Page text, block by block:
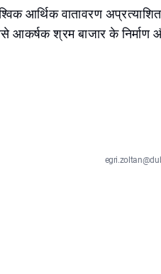
आर्थिक वातावरण
आकर्षक श्रम बाजार के